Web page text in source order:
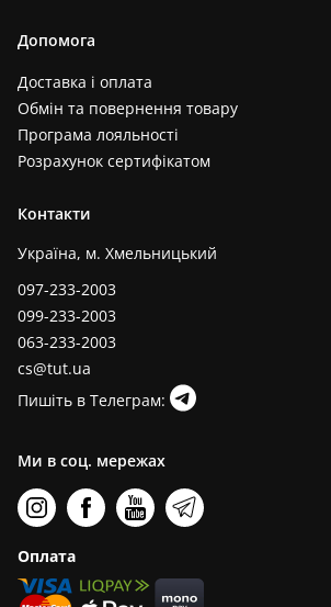
Допомога
Доставка і оплата
Обмін та повернення товару
Програма лояльності
Розрахунок сертифікатом
Контакти
Україна, м. Хмельницький
097-233-2003
099-233-2003
063-233-2003
cs@tut.ua
Пишіть в Телеграм:
Ми в соц. мережах
Оплата